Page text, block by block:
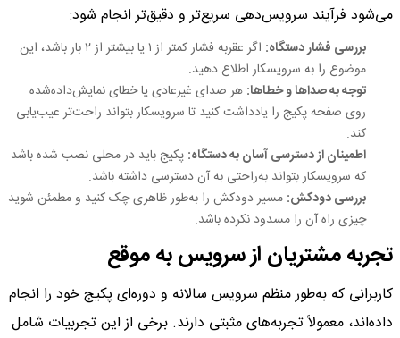
می‌شود فرآیند سرویس‌دهی سریع‌تر و دقیق‌تر انجام شود:
بررسی فشار دستگاه:
اگر عقربه فشار کمتر از ۱ یا بیشتر از ۲ بار باشد، این
موضوع را به سرویسکار اطلاع دهید.
توجه به صداها و خطاها: هر صدای غیرعادی یا خطای نمایش‌داده‌شده
روی صفحه پکیج را یادداشت کنید تا سرویسکار بتواند راحت‌تر عیب‌یابی
کند.
اطمینان از دسترسی آسان به دستگاه: پکیج باید در محلی نصب شده باشد
که سرویسکار بتواند به‌راحتی به آن دسترسی داشته باشد.
بررسی دودکش: مسیر دودکش را به‌طور ظاهری چک کنید و مطمئن شوید
چیزی راه آن را مسدود نکرده باشد.
تجربه مشتریان از سرویس به موقع
کاربرانی که به‌طور منظم سرویس سالانه و دوره‌ای پکیج خود را انجام
داده‌اند، معمولاً تجربه‌های مثبتی دارند. برخی از این تجربیات شامل